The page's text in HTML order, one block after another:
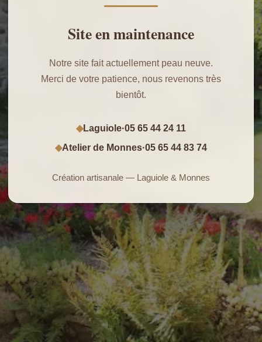
Site en maintenance
Notre site fait actuellement peau neuve.
Merci de votre patience, nous revenons très
bientôt.
◆Laguiole·05 65 44 24 11
◆Atelier de Monnes·05 65 44 83 74
Création artisanale — Laguiole & Monnes